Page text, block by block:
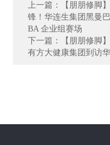
上一篇：【朋朋修脚
锋！华连生集团黑曼
BA 企业组赛场
下一篇：【朋朋修脚
有方大健康集团到访